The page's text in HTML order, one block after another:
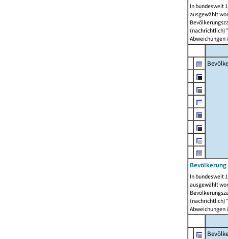
In bundesweit
ausgewählt
Abweichungen
In bundesweit
ausgewählt
Abweichungen